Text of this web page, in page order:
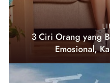
3 Ciri Orang yang
Emosional,